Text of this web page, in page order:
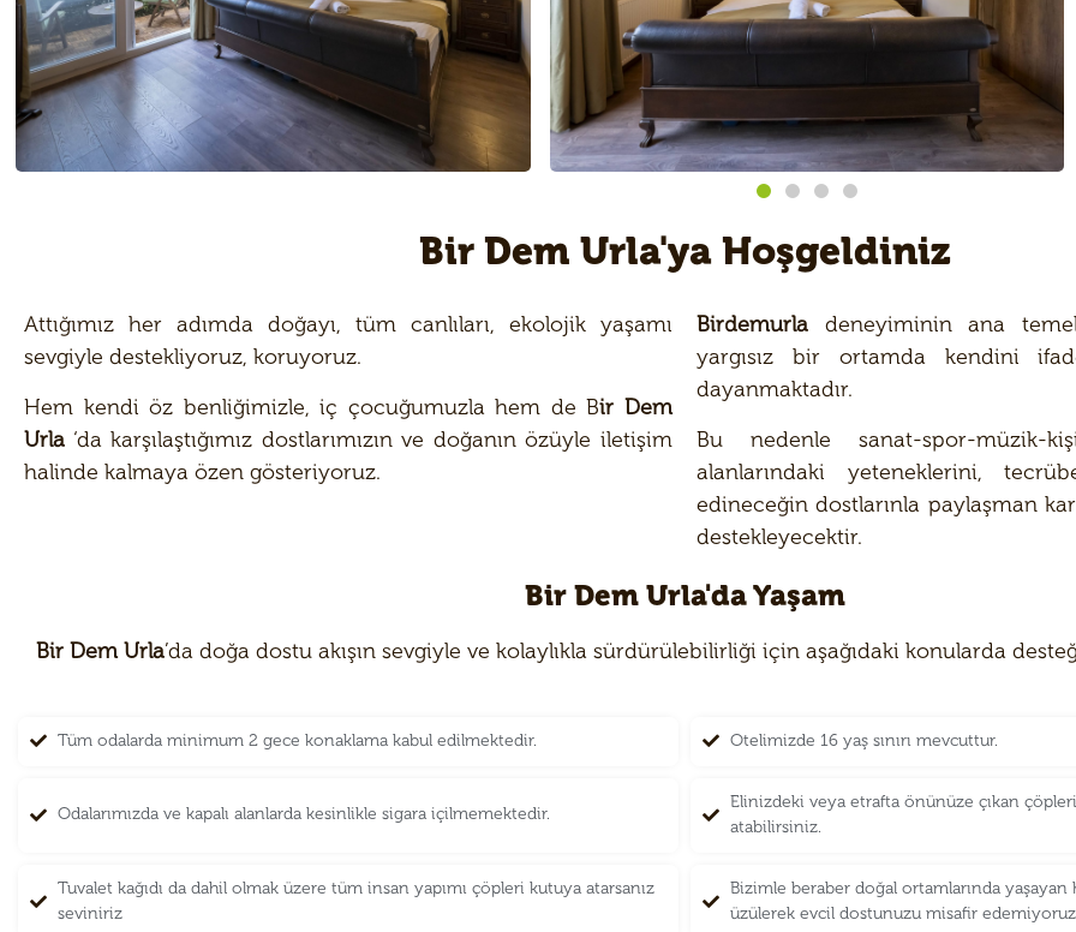
Bir Dem Urla'ya Hoşgeldiniz
Attığımız her adımda doğayı, tüm canlıları, ekolojik yaşamı
sevgiyle destekliyoruz, koruyoruz.
Hem kendi öz benliğimizle, iç çocuğumuzla hem de Bir Dem
Urla ‘da karşılaştığımız dostlarımızın ve doğanın özüyle iletişim
halinde kalmaya özen gösteriyoruz.
Birdemurla deneyiminin ana temeli
yargısız bir ortamda kendini
dayanmaktadır.
Bu nedenle sanat-spor-müzik-
alanlarındaki yeteneklerini,
edineceğin dostlarınla paylaşman
destekleyecektir.
Bir Dem Urla'da Yaşam
Bir Dem Urla’da doğa dostu akışın sevgiyle ve kolaylıkla sürdürülebilirliği için aşağıdaki konularda
Tüm odalarda minimum 2 gece konaklama kabul edilmektedir. Otelimizde 16 yaş sınırı mevcuttur.
Odalarımızda ve kapalı alanlarda kesinlikle sigara içilmemektedir.
Elinizdeki veya etrafta önünüze çıkan
atabilirsiniz.
Tuvalet kağıdı da dahil olmak üzere tüm insan yapımı çöpleri kutuya atarsanız
seviniriz
Bizimle beraber doğal ortamlarında yaşayan
üzülerek evcil dostunuzu misafir